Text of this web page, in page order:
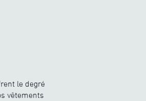
le degré
vêtements